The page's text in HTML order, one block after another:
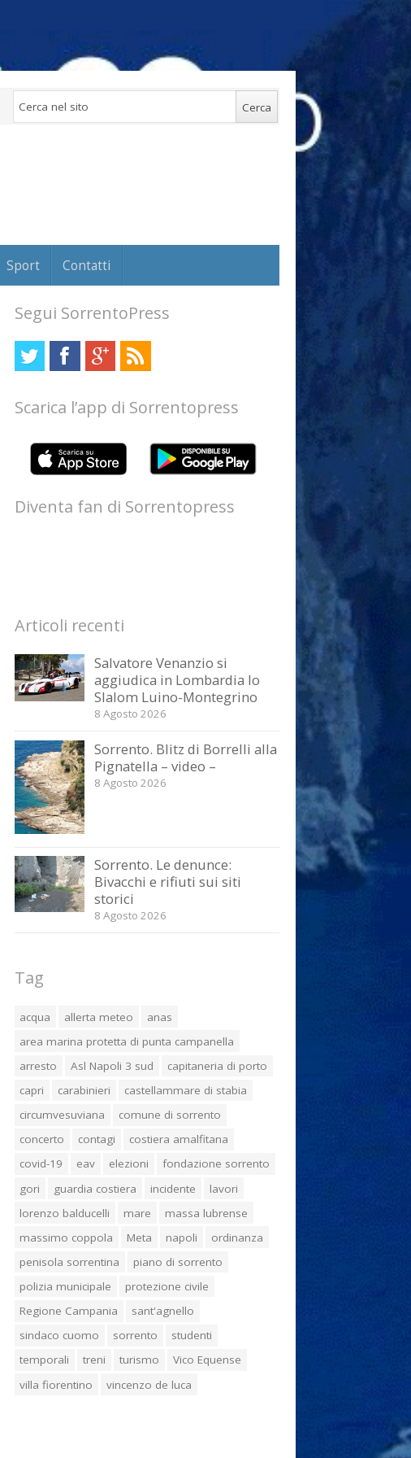
Sport Contatti
Segui SorrentoPress
Scarica l’app di Sorrentopress
Diventa fan di Sorrentopress
Articoli recenti
Salvatore Venanzio si
aggiudica in Lombardia lo
Slalom Luino-Montegrino
8 Agosto 2026
Sorrento. Blitz di Borrelli alla
Pignatella – video –
8 Agosto 2026
Sorrento. Le denunce:
Bivacchi e rifiuti sui siti
storici
8 Agosto 2026
Tag
acqua allerta meteo
anas
area marina protetta di punta campanella
arresto
Asl Napoli 3 sud
capitaneria di porto
capri
carabinieri
castellammare di stabia
circumvesuviana
comune di sorrento
concerto
contagi
costiera amalfitana
covid-19
eav elezioni
fondazione sorrento
gori
guardia costiera incidente
lavori
lorenzo balducelli
mare
massa lubrense
massimo coppola
Meta napoli
ordinanza
penisola sorrentina
piano di sorrento
polizia municipale
protezione civile
Regione Campania
sant'agnello
sindaco cuomo
sorrento
studenti
temporali
treni turismo
Vico Equense
villa fiorentino
vincenzo de luca